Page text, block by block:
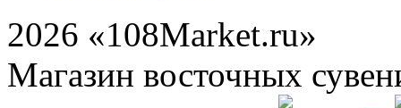
2026 «108Market.ru»
Магазин восточных